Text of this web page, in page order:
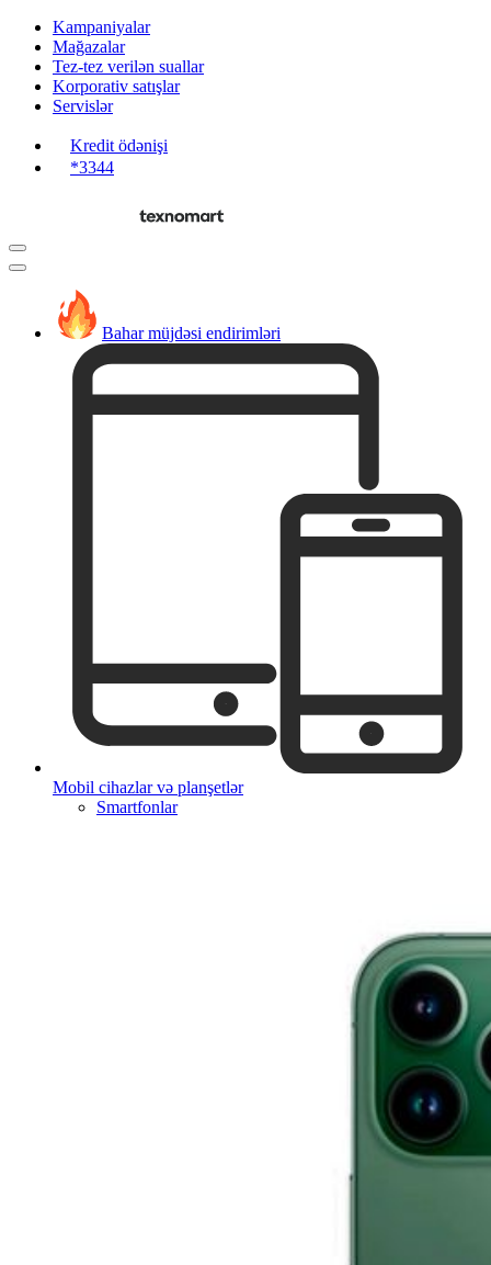
Kampaniyalar
Mağazalar
Tez-tez verilən suallar
Korporativ satışlar
Servislər
Kredit ödənişi
*3344
Bahar müjdəsi endirimləri
Mobil cihazlar və planşetlər
Smartfonlar